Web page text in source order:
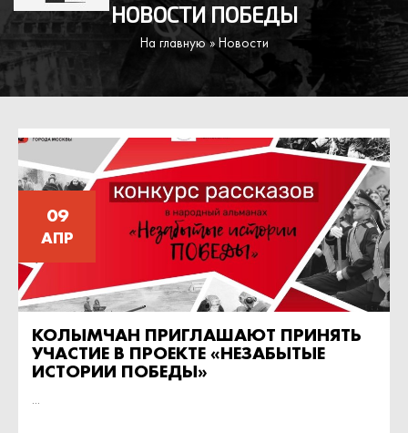
НОВОСТИ ПОБЕДЫ
На главную» Новости
09
АПР
КОЛЫМЧАН ПРИГЛАШАЮТ ПРИНЯТЬ
УЧАСТИЕ В ПРОЕКТЕ «НЕЗАБЫТЫЕ
ИСТОРИИ ПОБЕДЫ»
...